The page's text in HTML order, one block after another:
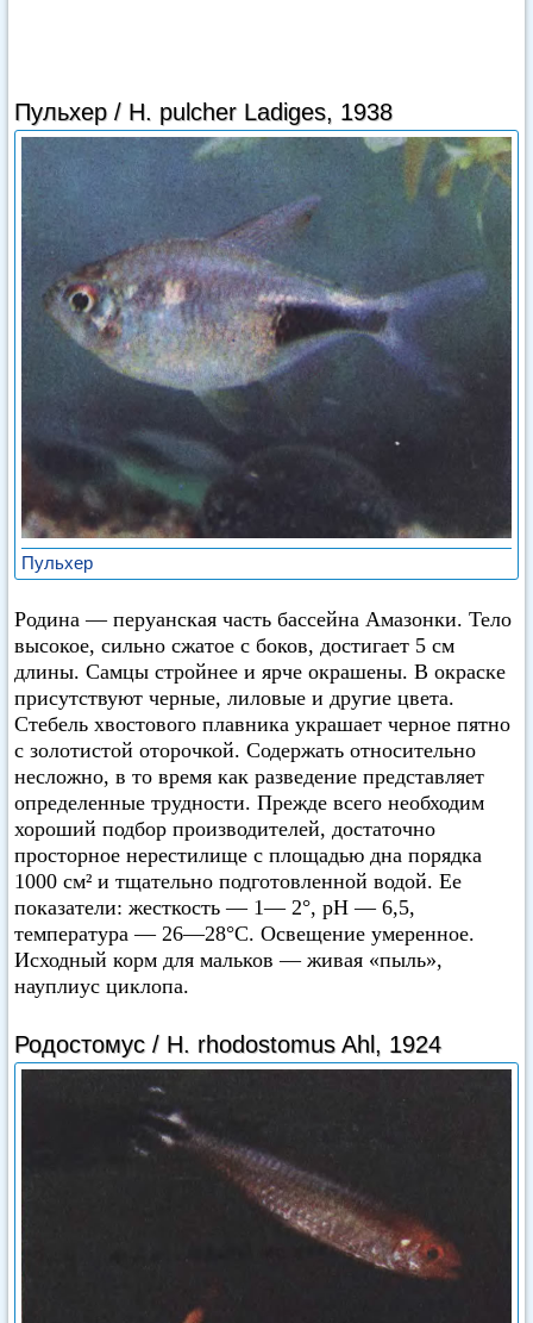
Пульхер / Н. pulcher Ladiges, 1938
Пульхер
Родина — перуанская часть бассейна Амазонки. Тело
высокое, сильно сжатое с боков, достигает 5 см
длины. Самцы стройнее и ярче окрашены. В окраске
присутствуют черные, лиловые и другие цвета.
Стебель хвостового плавника украшает черное пятно
с золотистой оторочкой. Содержать относительно
несложно, в то время как разведение представляет
определенные трудности. Прежде всего необходим
хороший подбор производителей, достаточно
просторное нерестилище с площадью дна порядка
1000 см² и тщательно подготовленной водой. Ее
показатели: жесткость — 1— 2°, pH — 6,5,
температура — 26—28°C. Освещение умеренное.
Исходный корм для мальков — живая «пыль»,
науплиус циклопа.
Родостомус / Н. rhodostomus Ahl, 1924